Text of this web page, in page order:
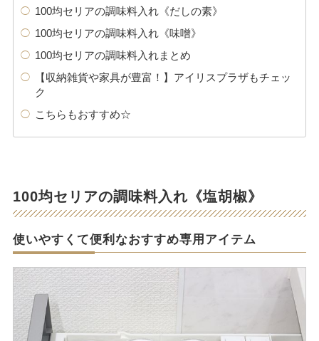
100均セリアの調味料入れ《だしの素》
100均セリアの調味料入れ《味噌》
100均セリアの調味料入れまとめ
【収納雑貨や家具が豊富！】アイリスプラザもチェッ
ク
こちらもおすすめ☆
100均セリアの調味料入れ《塩胡椒》
使いやすくて便利なおすすめ専用アイテム